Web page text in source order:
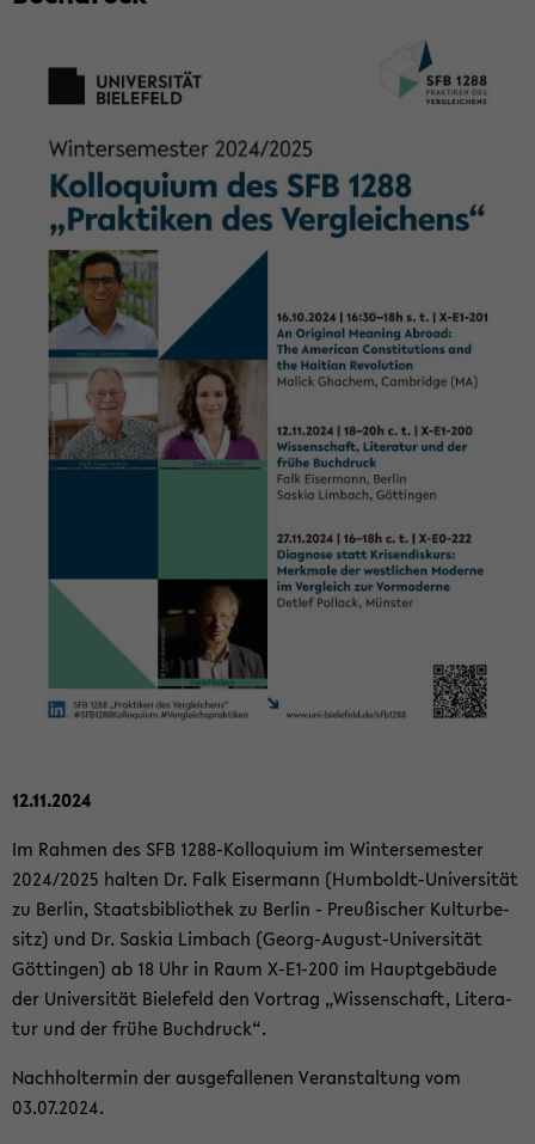
12.11.2024
Im Rah­men des SFB 1288-​Kolloquium im Win­ter­se­mes­ter
2024/2025 hal­ten Dr. Falk Eis­er­mann (Humboldt-​Universität
zu Ber­lin, Staats­bi­blio­thek zu Ber­lin - Preu­ßi­scher Kul­tur­be­
sitz) und Dr. Sas­kia Lim­bach (Georg-​August-Universität
Göt­tin­gen) ab 18 Uhr in Raum X-​E1-200 im Haupt­ge­bäu­de
der Uni­ver­si­tät Bie­le­feld den Vor­trag „Wis­sen­schaft, Li­te­ra­
tur und der frühe Buch­druck“.
Nach­hol­ter­min der aus­ge­fal­le­nen Ver­an­stal­tung vom
03.07.2024.